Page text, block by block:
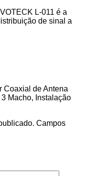
L-011 é a
de sinal a
Coaxial de Antena
Macho, Instalação
Campos